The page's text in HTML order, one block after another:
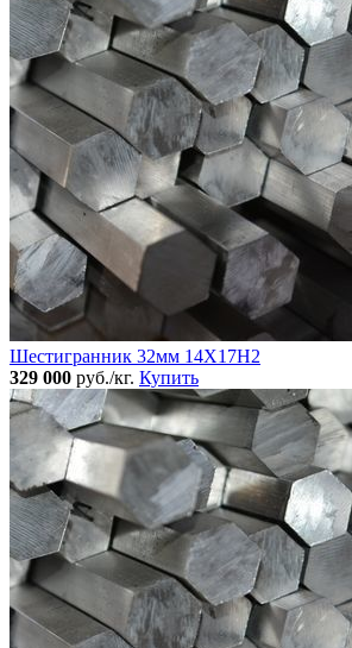
Шестигранник 32мм 14Х17Н2
329 000 руб./кг. Купить